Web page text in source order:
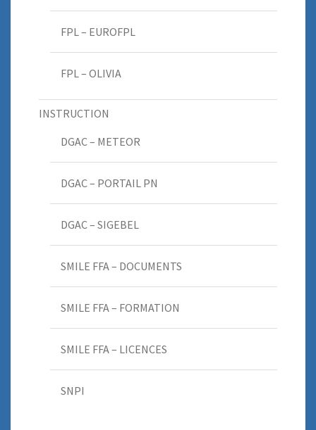
FPL – EUROFPL
FPL – OLIVIA
INSTRUCTION
DGAC – METEOR
DGAC – PORTAIL PN
DGAC – SIGEBEL
SMILE FFA – DOCUMENTS
SMILE FFA – FORMATION
SMILE FFA – LICENCES
SNPI